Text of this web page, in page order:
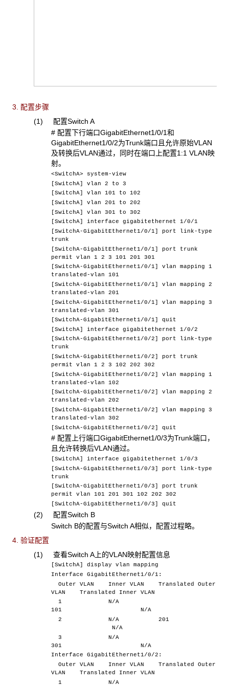
3. 配置步骤
(1) 配置Switch A
# 配置下行端口GigabitEthernet1/0/1和
GigabitEthernet1/0/2为Trunk端口且允许原始VLAN
及转换后VLAN通过，同时在端口上配置1:1 VLAN映
射。
<SwitchA> system-view
[SwitchA] vlan 2 to 3
[SwitchA] vlan 101 to 102
[SwitchA] vlan 201 to 202
[SwitchA] vlan 301 to 302
[SwitchA] interface gigabitethernet 1/0/1
[SwitchA-GigabitEthernet1/0/1] port link-type
trunk
[SwitchA-GigabitEthernet1/0/1] port trunk
permit vlan 1 2 3 101 201 301
[SwitchA-GigabitEthernet1/0/1] vlan mapping 1
translated-vlan 101
[SwitchA-GigabitEthernet1/0/1] vlan mapping 2
translated-vlan 201
[SwitchA-GigabitEthernet1/0/1] vlan mapping 3
translated-vlan 301
[SwitchA-GigabitEthernet1/0/1] quit
[SwitchA] interface gigabitethernet 1/0/2
[SwitchA-GigabitEthernet1/0/2] port link-type
trunk
[SwitchA-GigabitEthernet1/0/2] port trunk
permit vlan 1 2 3 102 202 302
[SwitchA-GigabitEthernet1/0/2] vlan mapping 1
translated-vlan 102
[SwitchA-GigabitEthernet1/0/2] vlan mapping 2
translated-vlan 202
[SwitchA-GigabitEthernet1/0/2] vlan mapping 3
translated-vlan 302
[SwitchA-GigabitEthernet1/0/2] quit
# 配置上行端口GigabitEthernet1/0/3为Trunk端口，
且允许转换后VLAN通过。
[SwitchA] interface gigabitethernet 1/0/3
[SwitchA-GigabitEthernet1/0/3] port link-type
trunk
[SwitchA-GigabitEthernet1/0/3] port trunk
permit vlan 101 201 301 102 202 302
[SwitchA-GigabitEthernet1/0/3] quit
(2) 配置Switch B
Switch B的配置与Switch A相似，配置过程略。
4. 验证配置
(1) 查看Switch A上的VLAN映射配置信息
[SwitchA] display vlan mapping
Interface GigabitEthernet1/0/1:
Outer VLAN Inner VLAN Translated Outer
VLAN Translated Inner VLAN
1 N/A
101 N/A
2 N/A 201
N/A
3 N/A
301 N/A
Interface GigabitEthernet1/0/2:
Outer VLAN Inner VLAN Translated Outer
VLAN Translated Inner VLAN
1 N/A